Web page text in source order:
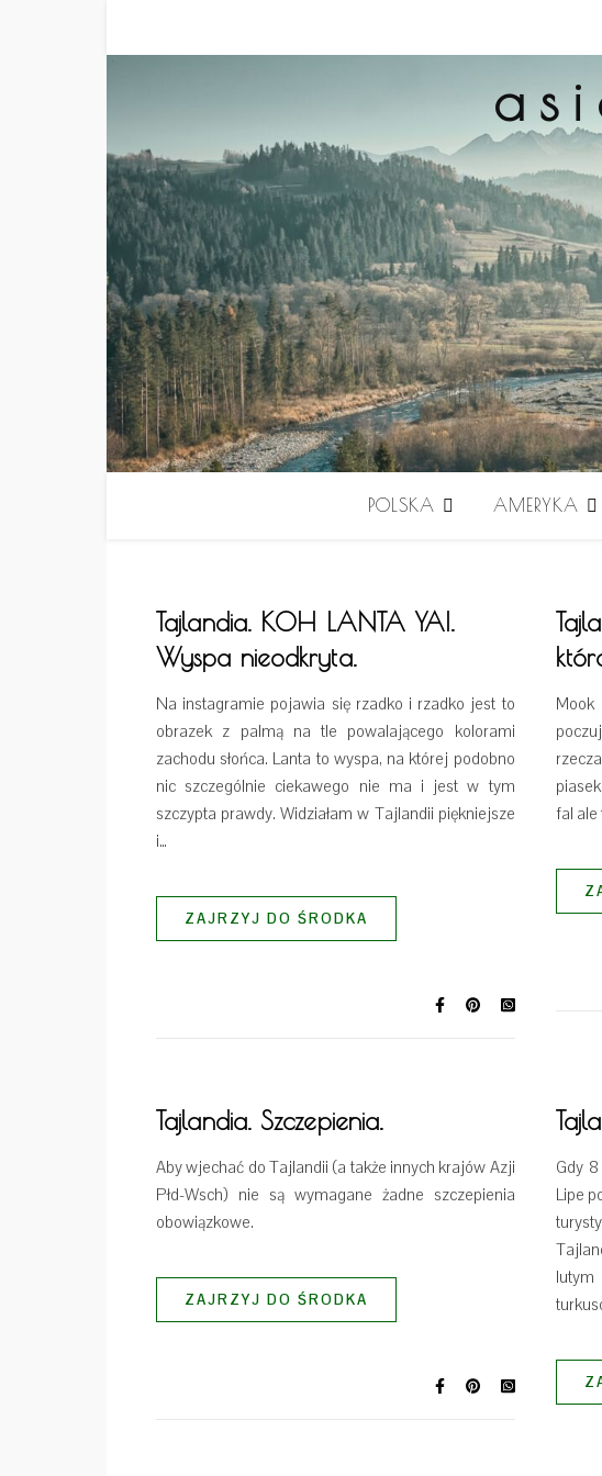
POLSKA AMERYKA
Tajlandia. KOH LANTA YAI.
Wyspa nieodkryta.
Na instagramie pojawia się rzadko i rzadko jest to
obrazek z palmą na tle powalającego kolorami
zachodu słońca. Lanta to wyspa, na której podobno
nic szczególnie ciekawego nie ma i jest w tym
szczypta prawdy. Widziałam w Tajlandii piękniejsze
i…
ZAJRZYJ DO ŚRODKA
fal ale
Tajlandia. Szczepienia.
Aby wjechać do Tajlandii (a także innych krajów Azji
Płd-Wsch) nie są wymagane żadne szczepienia
obowiązkowe.
ZAJRZYJ DO ŚRODKA
Gdy
Lipe